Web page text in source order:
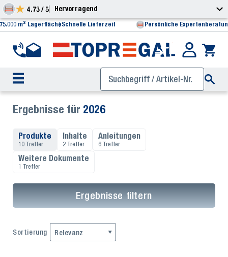
4.73 / 5 Hervorragend
m² LagerflächeSchnelle Lieferzeit Persönliche
Ergebnisse für 2026
Produkte
10 Treffer
Inhalte
2 Treffer
Anleitungen
6 Treffer
Weitere Dokumente
1 Treffer
Ergebnisse filtern
Sortierung Relevanz